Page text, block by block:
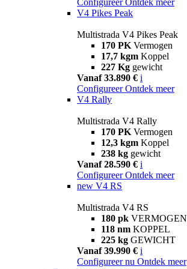
V4 Pikes Peak
Multistrada V4 Pikes Peak
170 PK Vermogen
17,7 kgm Koppel
227 Kg gewicht
Vanaf 33.890 € i
Configureer Ontdek meer
V4 Rally
Multistrada V4 Rally
170 PK Vermogen
12,3 kgm Koppel
238 kg gewicht
Vanaf 28.590 € i
Configureer Ontdek meer
new V4 RS
Multistrada V4 RS
180 pk VERMOGEN
118 nm KOPPEL
225 kg GEWICHT
Vanaf 39.990 € i
Configureer nu Ontdek meer